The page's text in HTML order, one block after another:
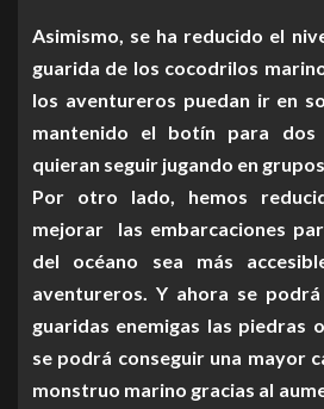
Asimismo, se ha reducido el
guarida de los cocodrilos
los aventureros puedan ir en
mantenido el botín para dos
quieran seguir jugando en
Por otro lado, hemos
mejorar las embarcaciones
del océano sea más
aventureros. Y ahora se
guaridas enemigas las piedras
se podrá conseguir una mayor
monstruo marino gracias al